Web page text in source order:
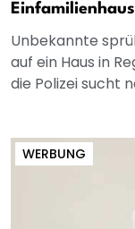
Unbekannte
auf ein Haus in
die Polizei sucht
WERBUNG